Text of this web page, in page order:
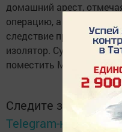
домашний арест,
операцию, а также
следствие просило о
изолятор. Судья
поместить Мещанова в
Следите за самым
Telegram-канале